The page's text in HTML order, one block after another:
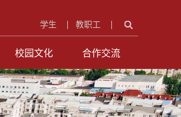
学生 教职工
校园文化 合作交流